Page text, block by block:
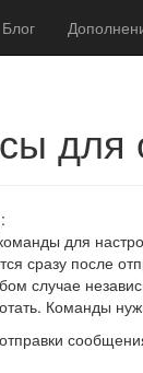
Блог
для
для
сразу после
случае
Команды